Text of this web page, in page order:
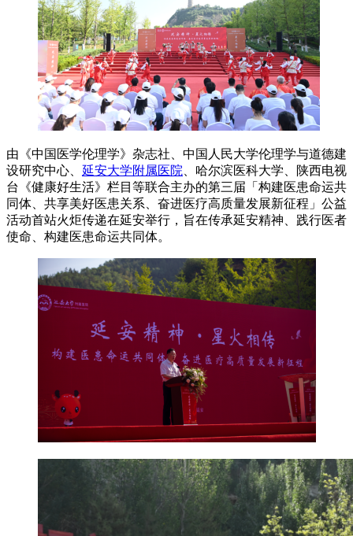
由《中国医学伦理学》杂志社、中国人民大学伦理学与道德建
设研究中心、 延安大学附属医院 、哈尔滨医科大学、陕西电视
台《健康好生活》栏目等联合主办的第三届「构建医患命运共
同体、共享美好医患关系、奋进医疗高质量发展新征程」公益
活动首站火炬传递在延安举行，旨在传承延安精神、践行医者
使命、构建医患命运共同体。